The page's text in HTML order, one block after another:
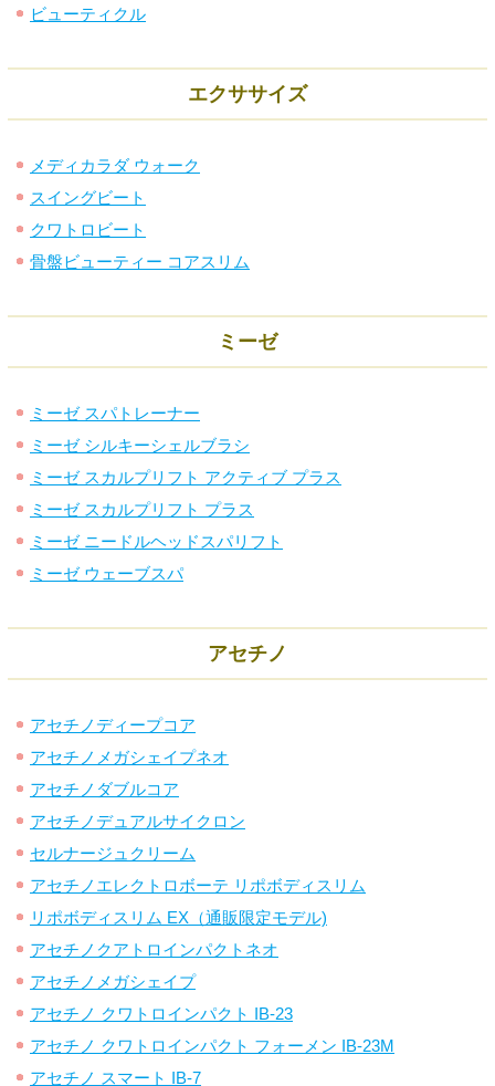
ビューティクル
エクササイズ
メディカラダ ウォーク
スイングビート
クワトロビート
骨盤ビューティー コアスリム
ミーゼ
ミーゼ スパトレーナー
ミーゼ シルキーシェルブラシ
ミーゼ スカルプリフト アクティブ プラス
ミーゼ スカルプリフト プラス
ミーゼ ニードルヘッドスパリフト
ミーゼ ウェーブスパ
アセチノ
アセチノディープコア
アセチノメガシェイプネオ
アセチノダブルコア
アセチノデュアルサイクロン
セルナージュクリーム
アセチノエレクトロボーテ リポボディスリム
リポボディスリム EX（通販限定モデル)
アセチノクアトロインパクトネオ
アセチノメガシェイプ
アセチノ クワトロインパクト IB-23
アセチノ クワトロインパクト フォーメン IB-23M
アセチノ スマート IB-7